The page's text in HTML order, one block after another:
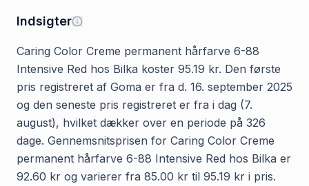
Indsigter
Caring Color Creme permanent hårfarve 6-88
Intensive Red hos Bilka koster 95.19 kr. Den første
pris registreret af Goma er fra d. 16. september 2025
og den seneste pris registreret er fra i dag (7.
august), hvilket dækker over en periode på 326
dage. Gennemsnitsprisen for Caring Color Creme
permanent hårfarve 6-88 Intensive Red hos Bilka er
92.60 kr og varierer fra 85.00 kr til 95.19 kr i pris.